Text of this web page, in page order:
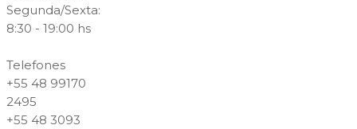
Segunda/Sexta:
8:30 - 19:00 hs
Telefones
+55 48 99170
2495
+55 48 3093